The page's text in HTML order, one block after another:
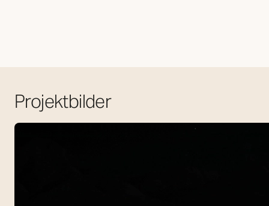
Projektbilder